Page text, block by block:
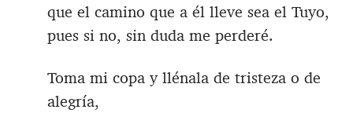
que el camino que a él lleve sea el Tuyo,
pues si no, sin duda me perderé.
Toma mi copa y llénala de tristeza o de
alegría,